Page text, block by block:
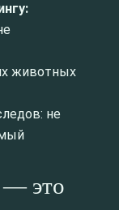
животных
не
— это